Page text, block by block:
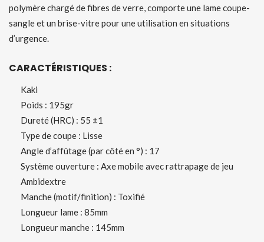
polymère chargé de fibres de verre, comporte une lame coupe-
sangle et un brise-vitre pour une utilisation en situations
d’urgence.
CARACTÉRISTIQUES :
Kaki
Poids : 195gr
Dureté (HRC) : 55 ±1
Type de coupe : Lisse
Angle d’affûtage (par côté en °) : 17
Système ouverture : Axe mobile avec rattrapage de jeu
Ambidextre
Manche (motif/finition) : Toxifié
Longueur lame : 85mm
Longueur manche : 145mm